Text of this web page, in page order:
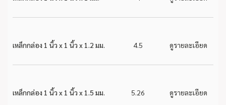
เหล็กกล่อง 1 นิ้ว x 1 นิ้ว x 1.2 มม. 4.5 ดูรายละเอียด
เหล็กกล่อง 1 นิ้ว x 1 นิ้ว x 1.5 มม. 5.26 ดูรายละเอียด